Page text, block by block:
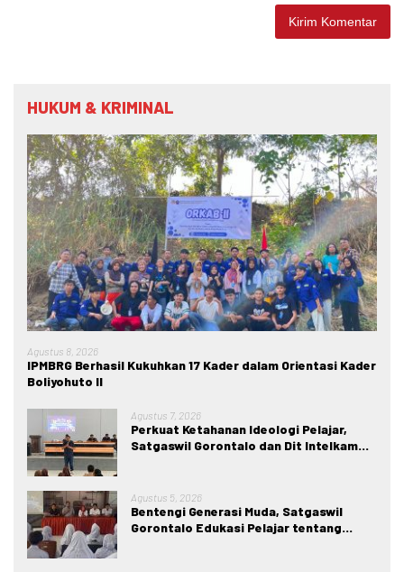
HUKUM & KRIMINAL
Agustus 8, 2026
IPMBRG Berhasil Kukuhkan 17 Kader dalam Orientasi Kader
Boliyohuto II
Agustus 7, 2026
Perkuat Ketahanan Ideologi Pelajar,
Satgaswil Gorontalo dan Dit Intelkam
Kabila
Agustus 5, 2026
Bentengi Generasi Muda, Satgaswil
Gorontalo Edukasi Pelajar tentang